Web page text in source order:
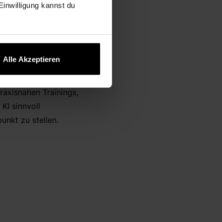
kannst du
Alle Akzeptieren
scheitern
Expertise, um
Trainings,
sinnvoll
zu stellen.